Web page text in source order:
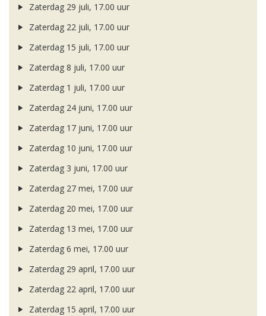
Zaterdag 29 juli, 17.00 uur
Zaterdag 22 juli, 17.00 uur
Zaterdag 15 juli, 17.00 uur
Zaterdag 8 juli, 17.00 uur
Zaterdag 1 juli, 17.00 uur
Zaterdag 24 juni, 17.00 uur
Zaterdag 17 juni, 17.00 uur
Zaterdag 10 juni, 17.00 uur
Zaterdag 3 juni, 17.00 uur
Zaterdag 27 mei, 17.00 uur
Zaterdag 20 mei, 17.00 uur
Zaterdag 13 mei, 17.00 uur
Zaterdag 6 mei, 17.00 uur
Zaterdag 29 april, 17.00 uur
Zaterdag 22 april, 17.00 uur
Zaterdag 15 april, 17.00 uur